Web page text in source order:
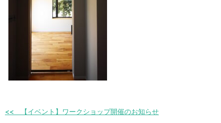
【イベント】ワークショップ開催のお知らせ